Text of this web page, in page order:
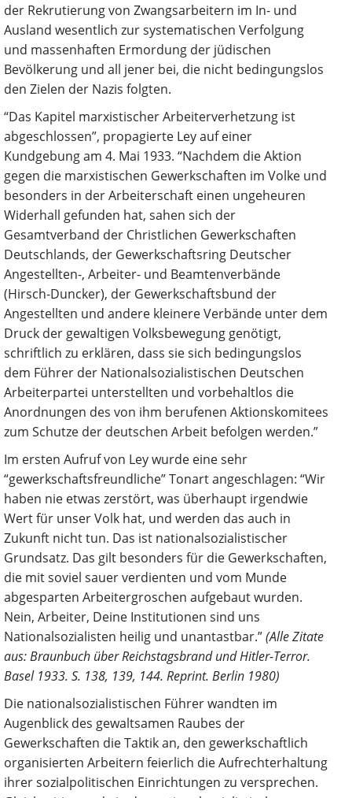
der Rekrutierung von Zwangsarbeitern im In- und
Ausland wesentlich zur systematischen Verfolgung
und massenhaften Ermordung der jüdischen
Bevölkerung und all jener bei, die nicht bedingungslos
den Zielen der Nazis folgten.
“Das Kapitel marxistischer Arbeiterverhetzung ist
abgeschlossen”, propagierte Ley auf einer
Kundgebung am 4. Mai 1933. “Nachdem die Aktion
gegen die marxistischen Gewerkschaften im Volke und
besonders in der Arbeiterschaft einen ungeheuren
Widerhall gefunden hat, sahen sich der
Gesamtverband der Christlichen Gewerkschaften
Deutschlands, der Gewerkschaftsring Deutscher
Angestellten-, Arbeiter- und Beamtenverbände
(Hirsch-Duncker), der Gewerkschaftsbund der
Angestellten und andere kleinere Verbände unter dem
Druck der gewaltigen Volksbewegung genötigt,
schriftlich zu erklären, dass sie sich bedingungslos
dem Führer der Nationalsozialistischen Deutschen
Arbeiterpartei unterstellten und vorbehaltlos die
Anordnungen des von ihm berufenen Aktionskomitees
zum Schutze der deutschen Arbeit befolgen werden.”
Im ersten Aufruf von Ley wurde eine sehr
“gewerkschaftsfreundliche” Tonart angeschlagen: “Wir
haben nie etwas zerstört, was überhaupt irgendwie
Wert für unser Volk hat, und werden das auch in
Zukunft nicht tun. Das ist nationalsozialistischer
Grundsatz. Das gilt besonders für die Gewerkschaften,
die mit soviel sauer verdienten und vom Munde
abgesparten Arbeitergroschen aufgebaut wurden.
Nein, Arbeiter, Deine Institutionen sind uns
Nationalsozialisten heilig und unantastbar.”(Alle Zitate
aus: Braunbuch über Reichstagsbrand und Hitler-Terror.
Basel 1933. S. 138, 139, 144. Reprint. Berlin 1980)
Die nationalsozialistischen Führer wandten im
Augenblick des gewaltsamen Raubes der
Gewerkschaften die Taktik an, den gewerkschaftlich
organisierten Arbeitern feierlich die Aufrechterhaltung
ihrer sozialpolitischen Einrichtungen zu versprechen.